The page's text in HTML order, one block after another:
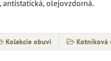
antistatická, olejovzdorná.
Kolekcie obuvi Kotníková